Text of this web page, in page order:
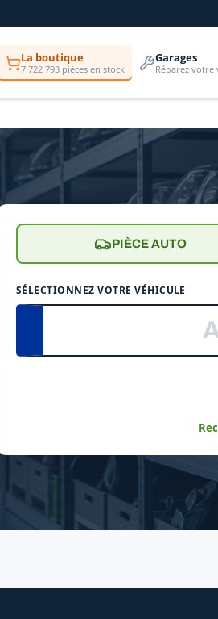
La boutique
7 722 793 pièces en stock
Garages
Réparez votre
PIÈCE AUTO
SÉLECTIONNEZ VOTRE VÉHICULE